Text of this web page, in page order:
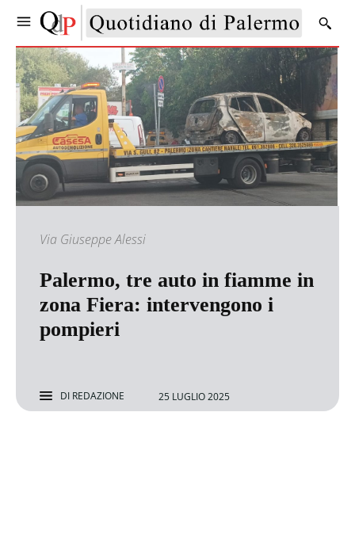
Via Giuseppe Alessi
Palermo, tre auto in fiamme in
zona Fiera: intervengono i
pompieri
DI REDAZIONE 25 LUGLIO 2025